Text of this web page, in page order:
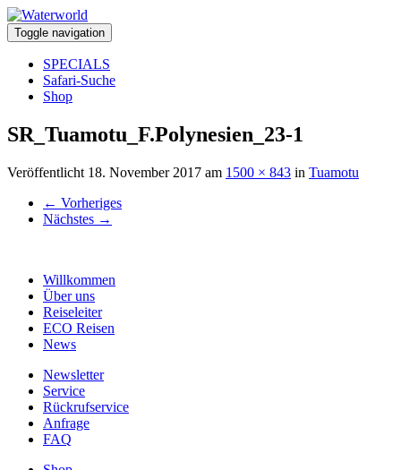
Toggle navigation
SPECIALS
Safari-Suche
Shop
SR_Tuamotu_F.Polynesien_23-1
Veröffentlicht 18. November 2017 am 1500 × 843 in Tuamotu
← Vorheriges
Nächstes →
Willkommen
Über uns
Reiseleiter
ECO Reisen
News
Newsletter
Service
Rückrufservice
Anfrage
FAQ